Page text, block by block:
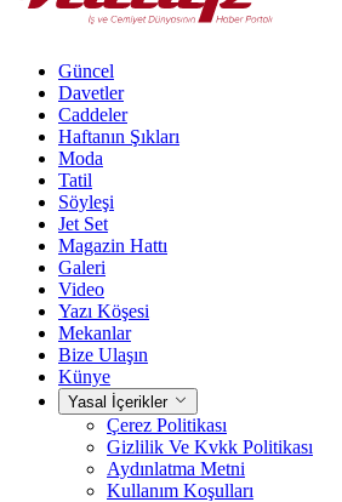
Güncel
Davetler
Caddeler
Haftanın Şıkları
Moda
Tatil
Söyleşi
Jet Set
Magazin Hattı
Galeri
Video
Yazı Köşesi
Mekanlar
Bize Ulaşın
Künye
Yasal İçerikler
Çerez Politikası
Gizlilik Ve Kvkk Politikası
Aydınlatma Metni
Kullanım Koşulları